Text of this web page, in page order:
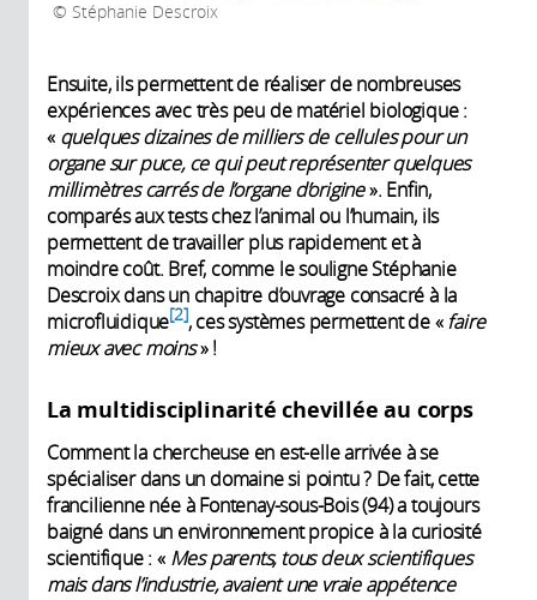
Stéphanie Descroix
Ensuite, ils permettent de réaliser de nombreuses
expériences avec très peu de matériel biologique :
« quelques dizaines de milliers de cellules pour un
organe sur puce, ce qui peut représenter quelques
millimètres carrés de l’organe d’origine». Enfin,
comparés aux tests chez l’animal ou l’humain, ils
permettent de travailler plus rapidement et à
moindre coût. Bref, comme le souligne Stéphanie
Descroix dans un chapitre d’ouvrage consacré à la
microfluidique 2 , ces systèmes permettent de «faire
mieux avec moins» !
La multidisciplinarité chevillée au corps
Comment la chercheuse en est-elle arrivée à se
spécialiser dans un domaine si pointu ? De fait, cette
francilienne née à Fontenay-sous-Bois (94) a toujours
baigné dans un environnement propice à la curiosité
scientifique : «Mes parents, tous deux scientifiques
mais dans l’industrie, avaient une vraie appétence